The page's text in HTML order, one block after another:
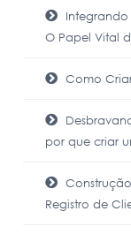
Integrando
O Papel Vital
Como
por que criar
Registro de